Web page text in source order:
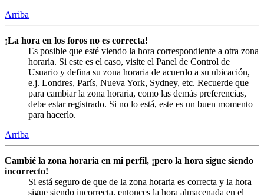
Arriba
¡La hora en los foros no es correcta!
Es posible que esté viendo la hora correspondiente a otra zona
horaria. Si este es el caso, visite el Panel de Control de
Usuario y defina su zona horaria de acuerdo a su ubicación,
e.j. Londres, París, Nueva York, Sydney, etc. Recuerde que
para cambiar la zona horaria, como las demás preferencias,
debe estar registrado. Si no lo está, este es un buen momento
para hacerlo.
Arriba
Cambié la zona horaria en mi perfil, ¡pero la hora sigue siendo
incorrecto!
Si está seguro de que de la zona horaria es correcta y la hora
sigue siendo incorrecta, entonces la hora almacenada en el